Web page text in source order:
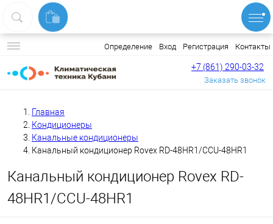
Определение Вход Регистрация Контакты
+7 (861) 290-03-32
Заказать звонок
Главная
Кондиционеры
Канальные кондиционеры
Канальный кондиционер Rovex RD-48HR1/CCU-48HR1
Канальный кондиционер Rovex RD-
48HR1/CCU-48HR1